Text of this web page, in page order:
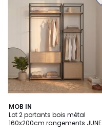
MOB IN
Lot 2 portants bois métal
160x200cm rangements JUNE